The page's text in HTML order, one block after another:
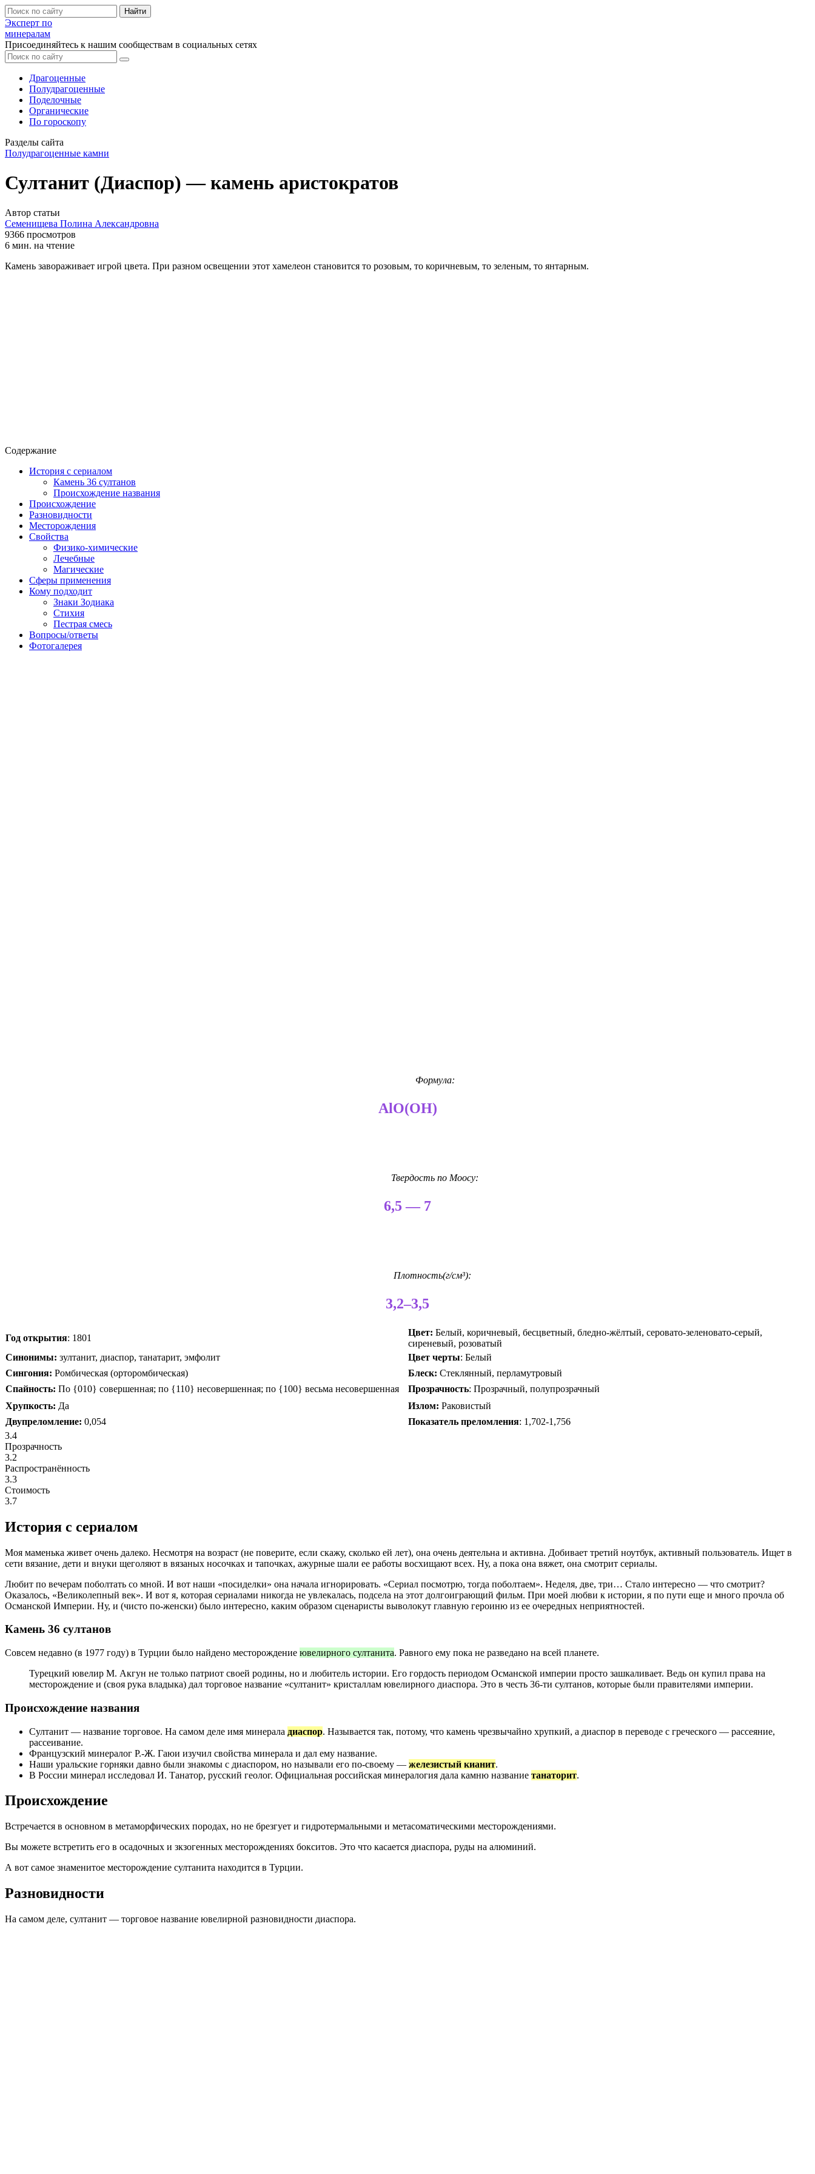
Найти
Эксперт по
минералам
Присоединяйтесь к нашим сообществам в социальных сетях
Драгоценные
Полудрагоценные
Поделочные
Органические
По гороскопу
Разделы сайта
Полудрагоценные камни
Султанит (Диаспор) — камень аристократов
Автор статьи
Семенищева Полина Александровна
9366 просмотров
6 мин. на чтение
Камень завораживает игрой цвета. При разном освещении этот хамелеон становится то розовым, то коричневым, то зеленым, то янтарным.
Содержание
История с сериалом
Камень 36 султанов
Происхождение названия
Происхождение
Разновидности
Месторождения
Свойства
Физико-химические
Лечебные
Магические
Сферы применения
Кому подходит
Знаки Зодиака
Стихия
Пестрая смесь
Вопросы/ответы
Фотогалерея
Формула:
AlO(OH)
Твердость по Моосу:
6,5 — 7
Плотность(г/см³):
3,2–3,5
Год открытия: 1801
Цвет: Белый, коричневый, бесцветный, бледно-жёлтый, серовато-зеленовато-серый,
сиреневый, розоватый
Синонимы: зултанит, диаспор, танатарит, эмфолит Цвет черты: Белый
Сингония: Ромбическая (орторомбическая) Блеск: Стеклянный, перламутровый
Спайность: По {010} совершенная; по {110} несовершенная; по {100} весьма несовершенная Прозрачность: Прозрачный, полупрозрачный
Хрупкость: Да Излом: Раковистый
Двупреломление: 0,054 Показатель преломления: 1,702-1,756
3.4
Прозрачность
3.2
Распространённость
3.3
Стоимость
3.7
История с сериалом
Моя маменька живет очень далеко. Несмотря на возраст (не поверите, если скажу, сколько ей лет), она очень деятельна и активна. Добивает третий ноутбук, активный пользователь. Ищет в
сети вязание, дети и внуки щеголяют в вязаных носочках и тапочках, ажурные шали ее работы восхищают всех. Ну, а пока она вяжет, она смотрит сериалы.
Любит по вечерам поболтать со мной. И вот наши «посиделки» она начала игнорировать. «Сериал посмотрю, тогда поболтаем». Неделя, две, три… Стало интересно — что смотрит?
Оказалось, «Великолепный век». И вот я, которая сериалами никогда не увлекалась, подсела на этот долгоиграющий фильм. При моей любви к истории, я по пути еще и много прочла об
Османской Империи. Ну, и (чисто по-женски) было интересно, каким образом сценаристы выволокут главную героиню из ее очередных неприятностей.
Камень 36 султанов
Совсем недавно (в 1977 году) в Турции было найдено месторождение ювелирного султанита. Равного ему пока не разведано на всей планете.
Турецкий ювелир М. Акгун не только патриот своей родины, но и любитель истории. Его гордость периодом Османской империи просто зашкаливает. Ведь он купил права на
месторождение и (своя рука владыка) дал торговое название «султанит» кристаллам ювелирного диаспора. Это в честь 36-ти султанов, которые были правителями империи.
Происхождение названия
Султанит — название торговое. На самом деле имя минерала диаспор. Называется так, потому, что камень чрезвычайно хрупкий, а диаспор в переводе с греческого — рассеяние,
рассеивание.
Французский минералог Р.-Ж. Гаюи изучил свойства минерала и дал ему название.
Наши уральские горняки давно были знакомы с диаспором, но называли его по-своему — железистый кианит.
В России минерал исследовал И. Танатор, русский геолог. Официальная российская минералогия дала камню название танаторит.
Происхождение
Встречается в основном в метаморфических породах, но не брезгует и гидротермальными и метасоматическими месторождениями.
Вы можете встретить его в осадочных и зкзогенных месторождениях бокситов. Это что касается диаспора, руды на алюминий.
А вот самое знаменитое месторождение султанита находится в Турции.
Разновидности
На самом деле, султанит — торговое название ювелирной разновидности диаспора.